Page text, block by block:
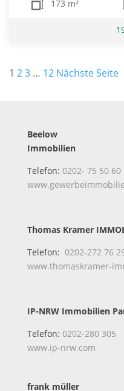
173 m²
1 23 … 12 Nächste Seite
Beelow
Immobilien
Telefon: 0202- 75 50 60
Thomas Kramer
Telefon: 0202-272 76
www.thomaskramer-
IP-NRW Immobilien
Telefon: 0202-280 305
www.ip-nrw.com
frank müller